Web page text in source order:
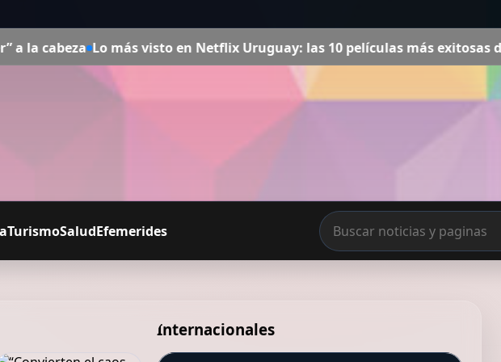
visto en Netflix Uruguay: las 10 películas más exitosas del momento, con
TurismoSaludEfemerides
Internacionales